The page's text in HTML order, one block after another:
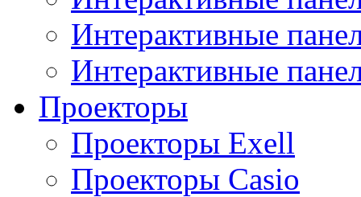
Интерактивные
Интерактивные
Проекторы
Проекторы Exell
Проекторы Casio